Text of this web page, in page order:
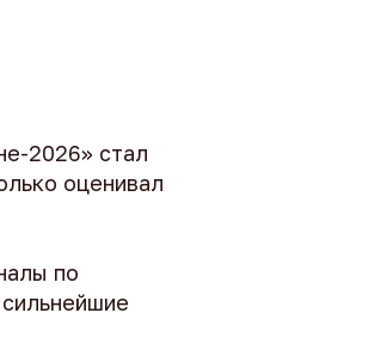
2026» стал
оценивал
по